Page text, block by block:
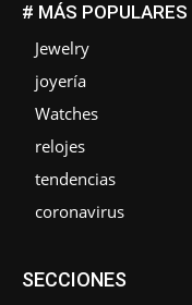
# MÁS POPULARES
Jewelry
joyería
Watches
relojes
tendencias
coronavirus
SECCIONESAsociaciones